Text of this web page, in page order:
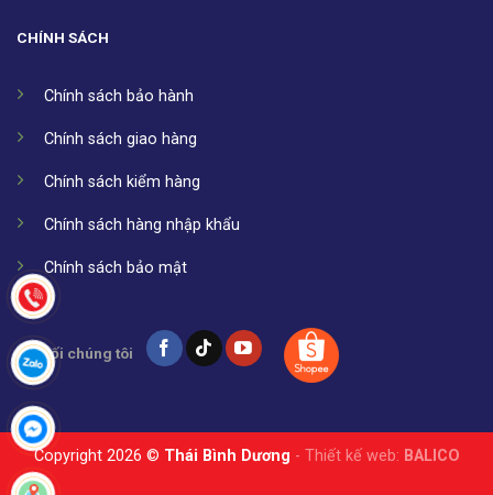
CHÍNH SÁCH
Chính sách bảo hành
Chính sách giao hàng
Chính sách kiểm hàng
Chính sách hàng nhập khẩu
Chính sách bảo mật
Kết nối chúng tôi
Copyright 2026 © Thái Bình Dương - Thiết kế web: BALICO